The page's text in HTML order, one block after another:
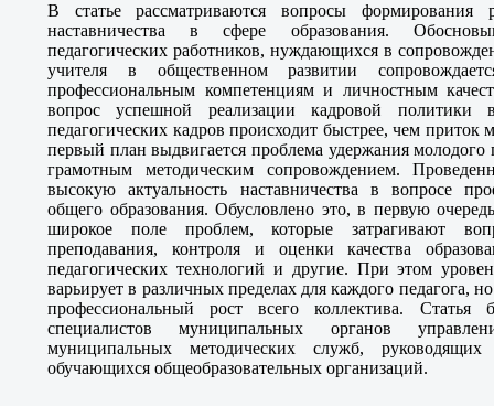
В статье рассматриваются вопросы формирования
наставничества в сфере образования.
педагогических работников, нуждающихся в
учителя в общественном развитии
профессиональным компетенциям и личностным
вопрос успешной реализации кадровой политики
педагогических кадров происходит быстрее, чем приток
первый план выдвигается проблема удержания молодого
грамотным методическим сопровождением.
высокую актуальность наставничества в вопросе
общего образования. Обусловлено это, в первую
широкое поле проблем, которые затрагивают
преподавания, контроля и оценки качества
педагогических технологий и другие. При этом
варьирует в различных пределах для каждого педагога,
профессиональный рост всего коллектива. Статья
специалистов муниципальных органов
муниципальных методических служб, руководящих
обучающихся общеобразовательных организаций.